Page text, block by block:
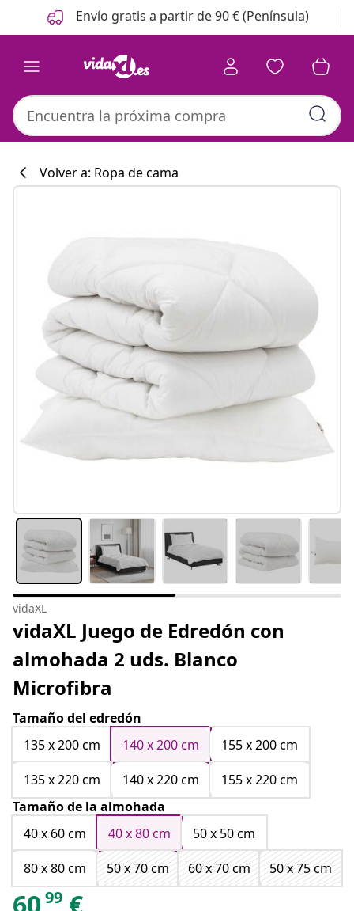
Anterior
Siguiente Envío gratis a partir de 90 € (Península)
#sharemevidaxl
Volver a: Ropa de cama
vidaXL
vidaXL Juego de Edredón con
almohada 2 uds. Blanco
Microfibra
Tamaño del edredón
135 x 200 cm
140 x 200 cm
155 x 200 cm
135 x 220 cm
140 x 220 cm
155 x 220 cm
Tamaño de la almohada
40 x 60 cm
40 x 80 cm
50 x 50 cm
80 x 80 cm
50 x 70 cm 60 x 70 cm 50 x 75 cm
99